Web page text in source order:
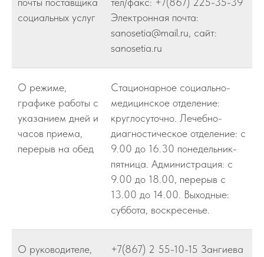
социальных услуг
Электронная почта:
sanosetia@mail.ru, сайт:
sanosetia.ru
О режиме,
графике работы с
указанием дней и
часов приема,
перерыв на обед
Стационарное социально-
медицинское отделение:
круглосуточно. Лечебно-
диагностическое отделение: с
9.00 до 16.30 понедельник-
пятница. Администрация: с
9.00 до 18.00, перерыв с
13.00 до 14.00. Выходные:
суббота, воскресенье.
О руководителе, +7(867) 2 55-10-15 Зангиева